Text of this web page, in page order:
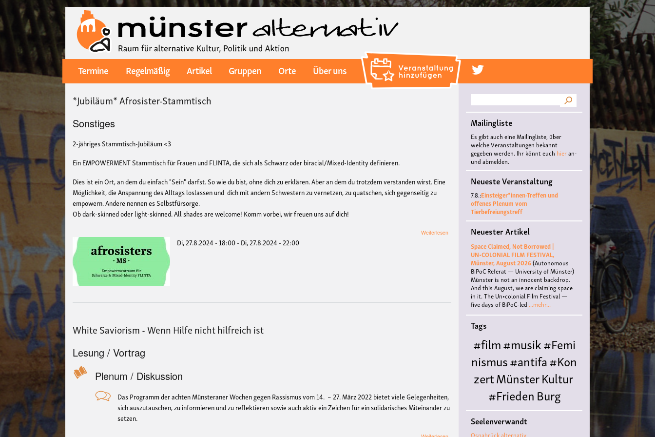
Inhalt
Main
navigation
Termine Regelmäßig Artikel Gruppen Orte
Über uns
*Jubiläum* Afrosister-Stammtisch
Sonstiges
2-jähriges Stammtisch-Jubiläum <3
Ein EMPOWERMENT Stammtisch für Frauen und FLINTA, die sich als Schwarz oder biracial/Mixed-Identity definieren.
Dies ist ein Ort, an dem du einfach "Sein" darfst. So wie du bist, ohne dich zu erklären. Aber an dem du trotzdem verstanden wirst. Eine
Möglichkeit, die Anspannung des Alltags loslassen und dich mit andern Schwestern zu vernetzen, zu quatschen, sich gegenseitig zu
empowern. Andere nennen es Selbstfürsorge.
Ob dark-skinned oder light-skinned. All shades are welcome! Komm vorbei, wir freuen uns auf dich!
Weiterlesen
Afrosister-
Stammtisch
Di, 27.8.2024 - 18:00- Di, 27.8.2024 - 22:00
White Saviorism - Wenn Hilfe nicht hilfreich ist
Lesung / Vortrag
Plenum / Diskussion
Das Programm der achten Münsteraner Wochen gegen Rassismus vom 14. – 27. März2022 bietet viele Gelegenheiten,
sich auszutauschen, zu informieren und zu reflektieren sowie auch aktiv ein Zeichen für ein solidarisches Miteinander zu
setzen.
Suche
Mailingliste
Es gibt auch eine Mailingliste, über
welche Veranstaltungen bekannt
gegeben werden. Ihr könnt euch hieran-
und abmelden.
Neueste Veranstaltung
7.8.:Einsteiger*innen-Treffen und
offenes Plenum vom
Tierbefreiungstreff
Neuester Artikel
Space Claimed, Not Borrowed |
UN•COLONIAL FILM FESTIVAL,
Münster, August 2026(Autonomous
BiPoC Referat — University of Münster)
Münster is not an innocent backdrop.
And this August, we are claiming space
in it. The Un•colonial Film Festival —
five days of BiPoC-led ...mehr...
Tags
#film#musik#Femi
nismus#antifa#Kon
zertMünsterKultur
#FriedenBurg
Hülshoffliteratur#
Queer#Workshop
Seelenverwandt
Osnabrück alternativ